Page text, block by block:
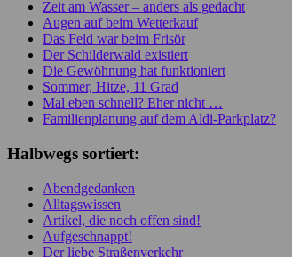
Zeit am Wasser – anders als gedacht
Augen auf beim Wetterkauf
Das Feld war beim Frisör
Der Schilderwald existiert
Die Gewöhnung hat funktioniert
Sommer, Hitze, 11 Grad
Mal eben schnell? Eher nicht …
Familienplanung auf dem Aldi-Parkplatz?
Halbwegs sortiert:
Abendgedanken
Alltagswissen
Artikel, die noch offen sind!
Aufgeschnappt!
Der liebe Straßenverkehr